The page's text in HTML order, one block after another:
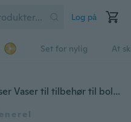
Log på
Set for nylig At
Kunstige blomster Silke Te Roser Vaser til tilbehør til boligindretning Falske tusindfryd Plastblomst Bryllup Dekorativ